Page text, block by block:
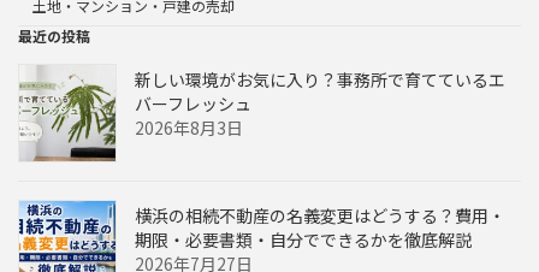
土地・マンション・戸建の売却
最近の投稿
新しい環境がお気に入り？事務所で育てているエ
バーフレッシュ
2026年8月3日
横浜の相続不動産の名義変更はどうする？費用・
期限・必要書類・自分でできるかを徹底解説
2026年7月27日